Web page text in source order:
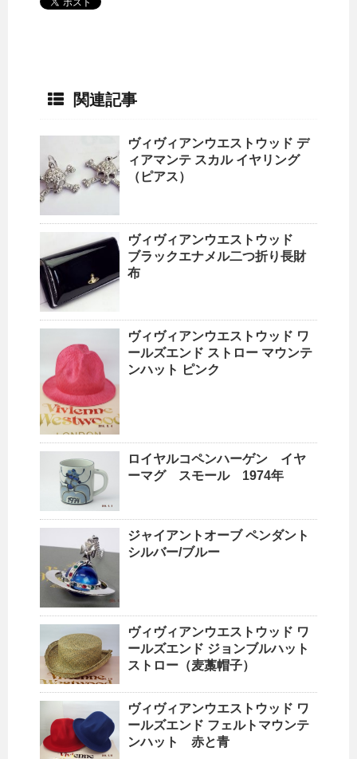
関連記事
ヴィヴィアンウエストウッド デ
ィアマンテ スカル イヤリング
（ピアス）
ヴィヴィアンウエストウッド
ブラックエナメル二つ折り長財
布
ヴィヴィアンウエストウッド ワ
ールズエンド ストロー マウンテ
ンハット ピンク
ロイヤルコペンハーゲン イヤ
ーマグ スモール 1974年
ジャイアントオーブ ペンダント
シルバー/ブルー
ヴィヴィアンウエストウッド ワ
ールズエンド ジョンブルハット
ストロー（麦藁帽子）
ヴィヴィアンウエストウッド ワ
ールズエンド フェルトマウンテ
ンハット 赤と青